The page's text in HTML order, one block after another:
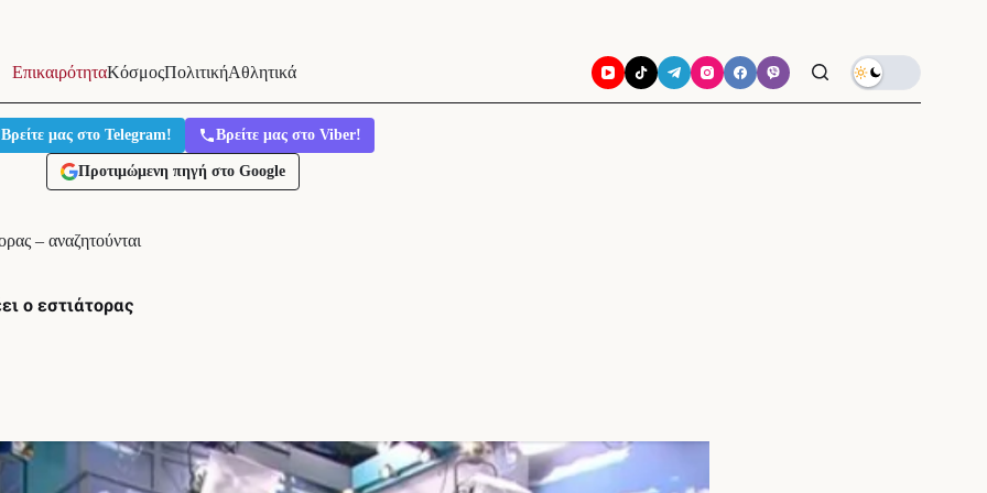
ΕπικαιρότηταΚόσμοςΠολιτικήΑθλητικά
Βρείτε μας στο Telegram! Βρείτε μας στο Viber!
Προτιμώμενη πηγή στο Google
– αναζητούνται
ο εστιάτορας